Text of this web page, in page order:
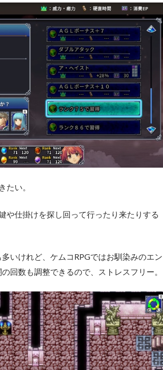
たい。
や仕掛けを探し回って行ったり来たりする
いけれど、ケムコRPGではお馴染みのエン
回数も調整できるので、ストレスフリー。